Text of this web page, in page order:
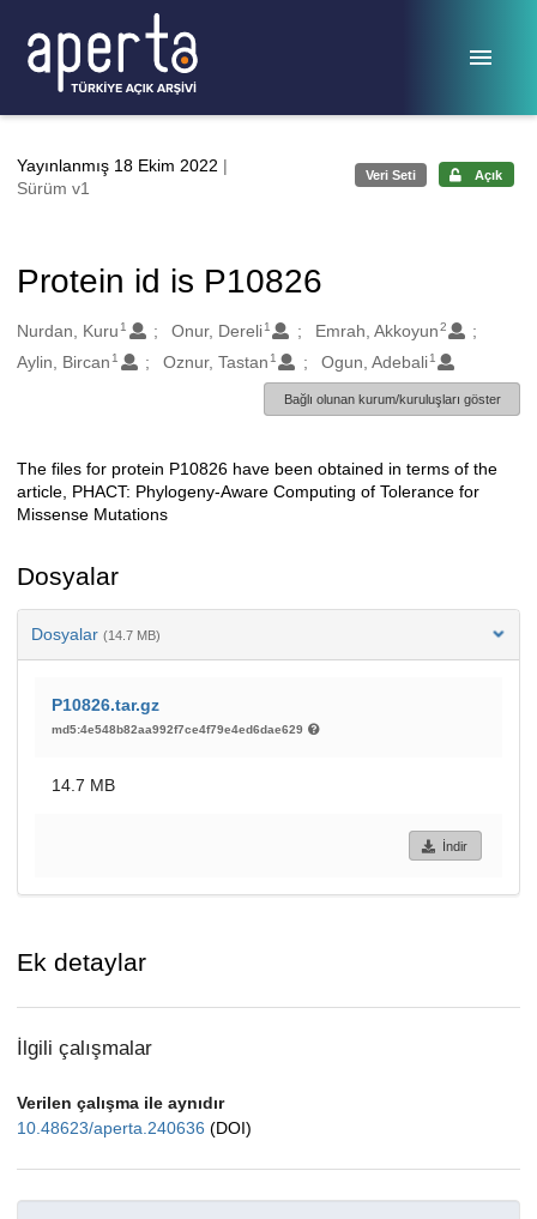
Yayınlanmış 18 Ekim 2022 |
Sürüm v1
Veri Seti Açık
Protein id is P10826
Oluşturanlar
Nurdan, Kuru 1 Onur, Dereli 1 Emrah, Akkoyun2
Aylin, Bircan 1 Oznur, Tastan 1 Ogun, Adebali 1
Bağlı olunan kurum/kuruluşları göster
Açıklama
The files for protein P10826 have been obtained in terms of the
article, PHACT: Phylogeny-Aware Computing of Tolerance for
Missense Mutations
Dosyalar
Dosyalar (14.7 MB)
P10826.tar.gz
md5:4e548b82aa992f7ce4f79e4ed6dae629
14.7 MB
İndir
Ek detaylar
İlgili çalışmalar
Verilen çalışma ile aynıdır
10.48623/aperta.240636 (DOI)